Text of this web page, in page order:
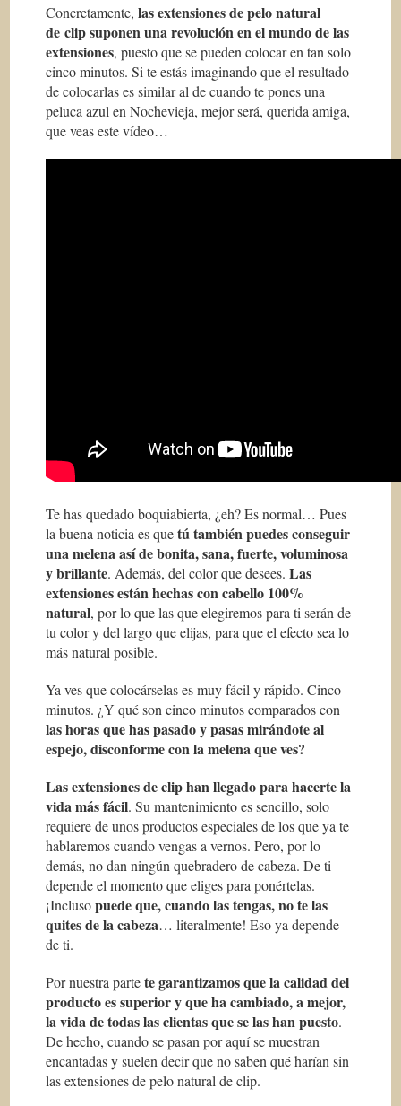
Concretamente,las extensiones de pelo natural
de clip suponen una revolución en el mundo de las
extensiones, puesto que se pueden colocar en tan solo
cinco minutos. Si te estás imaginando que el resultado
de colocarlas es similar al de cuando te pones una
peluca azul en Nochevieja, mejor será, querida amiga,
que veas este vídeo…
Te has quedado boquiabierta, ¿eh? Es normal… Pues
la buena noticia es quetú también puedes conseguir
una melena así de bonita, sana, fuerte, voluminosa
y brillante. Además, del color que desees.Las
extensiones están hechas con cabello 100%
natural, por lo que las que elegiremos para ti serán de
tu color y del largo que elijas, para que el efecto sea lo
más natural posible.
Ya ves que colocárselas es muy fácil y rápido. Cinco
minutos. ¿Y qué son cinco minutos comparados con
las horas que has pasado y pasas mirándote al
espejo, disconforme con la melena que ves?
Las extensiones de clip han llegado para hacerte la
vida más fácil. Su mantenimiento es sencillo, solo
requiere de unos productos especiales de los que ya te
hablaremos cuando vengas a vernos. Pero, por lo
demás, no dan ningún quebradero de cabeza. De ti
depende el momento que eliges para ponértelas.
¡Inclusopuede que, cuando las tengas, no te las
quites de la cabeza… literalmente! Eso ya depende
de ti.
Por nuestra partete garantizamos que la calidad del
producto es superior y que ha cambiado, a mejor,
la vida de todas las clientas que se las han puesto.
De hecho, cuando se pasan por aquí se muestran
encantadas y suelen decir que no saben qué harían sin
las extensiones de pelo natural de clip.